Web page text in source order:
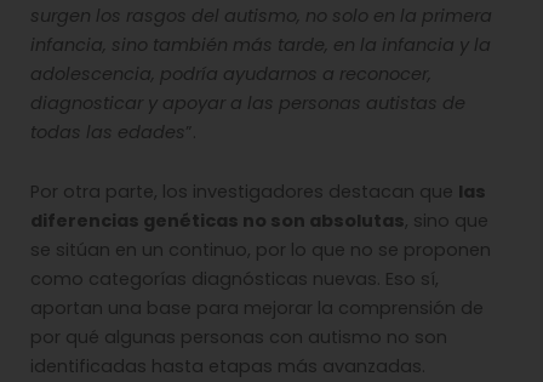
surgen los rasgos del autismo, no solo en la primera
infancia, sino también más tarde, en la infancia y la
adolescencia, podría ayudarnos a reconocer,
diagnosticar y apoyar a las personas autistas de
todas las edades”.
Por otra parte, los investigadores destacan que las
diferencias genéticas no son absolutas, sino que
se sitúan en un continuo, por lo que no se proponen
como categorías diagnósticas nuevas. Eso sí,
aportan una base para mejorar la comprensión de
por qué algunas personas con autismo no son
identificadas hasta etapas más avanzadas.